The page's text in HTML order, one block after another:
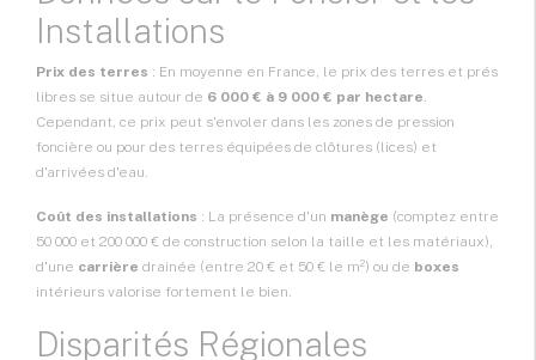
Installations
Prix des terres : En moyenne en France, le prix des terres et prés
libres se situe autour de 6 000 € à 9 000 € par hectare.
Cependant, ce prix peut s'envoler dans les zones de pression
foncière ou pour des terres équipées de clôtures (lices) et
d'arrivées d'eau.
Coût des installations : La présence d'un manège (comptez entre
50 000 et 200 000 € de construction selon la taille et les matériaux),
d'une carrière drainée (entre 20 € et 50 € le m²) ou de boxes
intérieurs valorise fortement le bien.
Disparités Régionales